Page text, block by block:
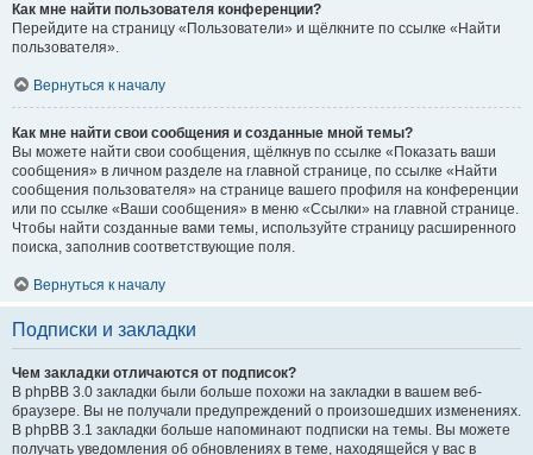
Как мне найти пользователя конференции?
Перейдите на страницу «Пользователи» и щёлкните по ссылке «Найти
пользователя».
Вернуться к началу
Как мне найти свои сообщения и созданные мной темы?
Вы можете найти свои сообщения, щёлкнув по ссылке «Показать ваши
сообщения» в личном разделе на главной странице, по ссылке «Найти
сообщения пользователя» на странице вашего профиля на конференции
или по ссылке «Ваши сообщения» в меню «Ссылки» на главной странице.
Чтобы найти созданные вами темы, используйте страницу расширенного
поиска, заполнив соответствующие поля.
Вернуться к началу
Подписки и закладки
Чем закладки отличаются от подписок?
В phpBB 3.0 закладки были больше похожи на закладки в вашем веб-
браузере. Вы не получали предупреждений о произошедших изменениях.
В phpBB 3.1 закладки больше напоминают подписки на темы. Вы можете
получать уведомления об обновлениях в теме, находящейся у вас в